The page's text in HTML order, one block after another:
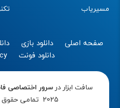
مسیریاب
صفحه اصلی دانلود بازی
دانلود فونت
سافت ابزار در سرور اختصاصی
2025 تمامی حقوق محفوظ است.